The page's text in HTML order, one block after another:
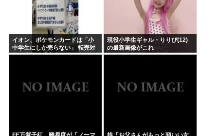
イオン、ポケモンカードは「小
中学生にしか売らない」 転売対
策の決断が「素晴らしい」
現役小学生ギャル・りりぴ(12)
の最新画像がこれ